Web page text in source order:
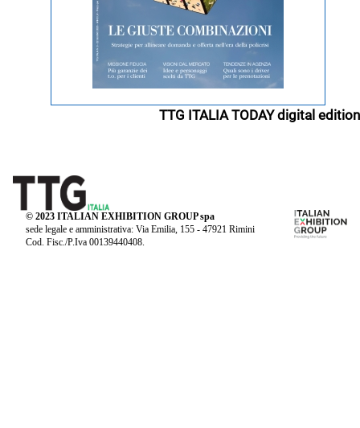
TTG ITALIA TODAY digital edition
© 2023 ITALIAN EXHIBITION GROUP spa
sede legale e amministrativa: Via Emilia, 155 - 47921 Rimini
Cod. Fisc./P.Iva 00139440408.